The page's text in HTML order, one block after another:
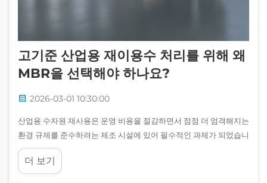
고기준 산업용 재이용수 처리를 위해 왜
MBR을 선택해야 하나요?
2026-03-01 10:30:00
산업용 수자원 재사용은 운영 비용을 절감하면서 점점 더 엄격해지는
환경 규제를 준수하려는 제조 시설에 있어 필수적인 과제가 되었습니
다. 다양한 처리 기술 중 막 생물반응기(MBR)...
더 보기